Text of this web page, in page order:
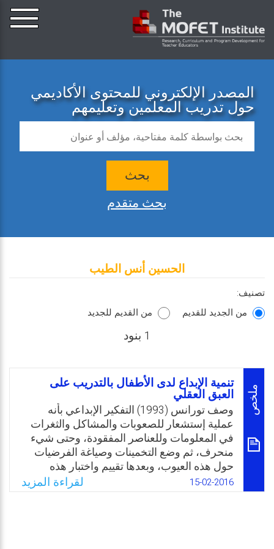
المصدر الإلكتروني للمحتوى الأكاديمي
حول تدريب المعلمين وتعليمهم
بحث
بحث متقدم
الحسين أنس الطيب
تصنيف:
من الجديد للقديم
من القديم للجديد
1 بنود
ملخص
تنمية الإبداع لدى الأطفال بالتدريب على
العبق العقلي
وصف تورانس (1993) التفكير الإبداعي بأنه
عملية إستشعار للصعوبات والمشاكل والثغرات
في المعلومات وللعناصر المفقودة، وحتى شيء
منحرف، ثم وضع التخمينات وصياغة الفرضيات
حول هذه العيوب، وبعدها تقييم واختبار هذه
التخمينات والفرضيات، ثم مراجعتها وربما إعادة
صياغتها وإختبارها، وفي نهاية المطاف، التوصل
15-02-2016 لقراءة المزيد